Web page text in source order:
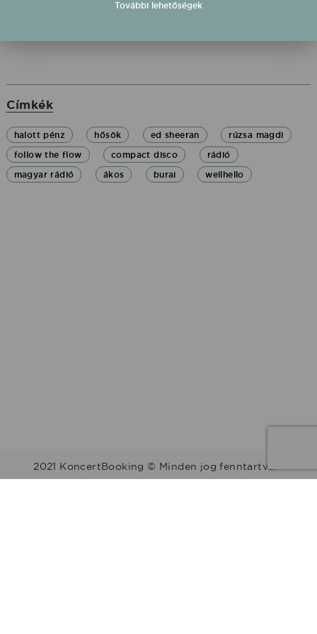
Címkék
halott pénz hősök ed sheeran
rúzsa magdi
follow the flow
compact disco
rádió
magyar rádió
ákos burai wellhello
2021 KoncertBooking © Minden jog fenntartva.
Kapcsolat | Telefonszám: +36 30 157 9812 | E-mail:
További lehetőségek